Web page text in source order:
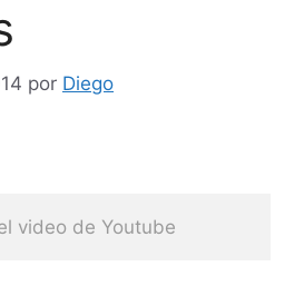
por Diego
video de Youtube